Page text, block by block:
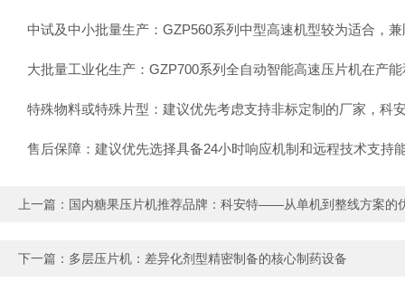
中试及中小批量生产：GZP560系列中型高速机型较为适合，兼
大批量工业化生产：GZP700系列全自动智能高速压片机在产能
特殊物料或特殊片型：建议优先考虑支持非标定制的厂家，科
售后保障：建议优先选择具备24小时响应机制和远程技术支持
上一篇： 国内糖果压片机推荐品牌：科安特——从单机到整线方案的
下一篇： 多层压片机：差异化剂型精密制备的核心制药设备